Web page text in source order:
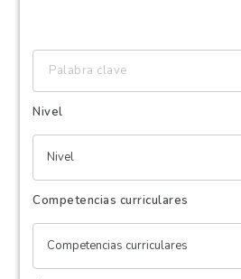
clave
Nivel
Nivel
Competencias curriculares
Competencias curriculares